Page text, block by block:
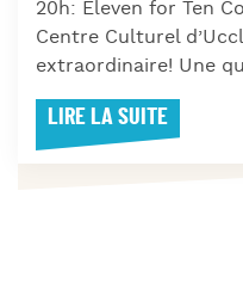
20h: Eleven for Ten
Centre Culturel
extraordinaire! Une
LIRE LA SUITE